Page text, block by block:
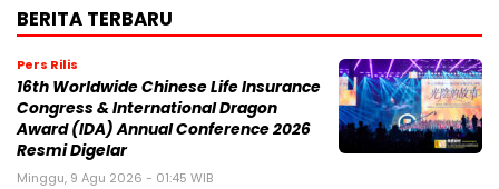
BERITA TERBARU
Pers Rilis
16th Worldwide Chinese Life Insurance
Congress & International Dragon
Award (IDA) Annual Conference 2026
Resmi Digelar
Minggu, 9 Agu 2026 - 01:45 WIB